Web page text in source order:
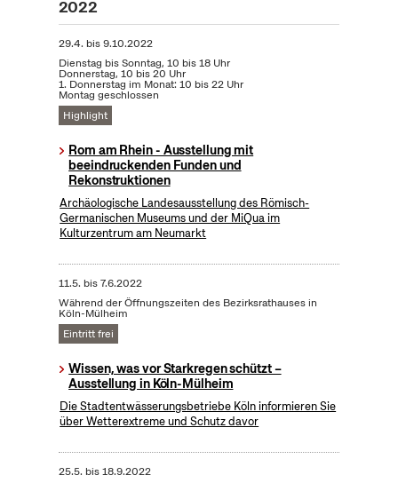
2022
29.4. bis9.10.2022
Dienstag bis Sonntag, 10 bis 18 Uhr
Donnerstag, 10 bis 20 Uhr
1. Donnerstag im Monat: 10 bis 22 Uhr
Montag geschlossen
Highlight
Rom am Rhein - Ausstellung mit
beeindruckenden Funden und
Rekonstruktionen
Archäologische Landesausstellung des Römisch-
Germanischen Museums und der MiQua im
Kulturzentrum am Neumarkt
11.5. bis7.6.2022
Während der Öffnungszeiten des Bezirksrathauses in
Köln-Mülheim
Eintritt frei
Wissen, was vor Starkregen schützt –
Ausstellung in Köln-Mülheim
Die Stadtentwässerungsbetriebe Köln informieren Sie
über Wetterextreme und Schutz davor
25.5. bis18.9.2022